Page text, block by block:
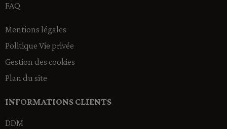
FAQ
Mentions légales
Politique Vie privée
Gestion des cookies
Plan du site
INFORMATIONS CLIENTS
DDM